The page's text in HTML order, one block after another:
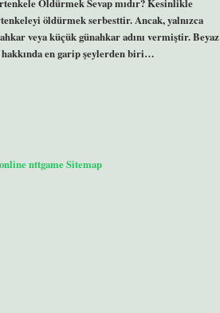
öldürmek serbesttir. Ancak, yalnızca
veya küçük günahkar adını vermiştir. Beyaz
en garip şeylerden biri…
nttgameSitemap